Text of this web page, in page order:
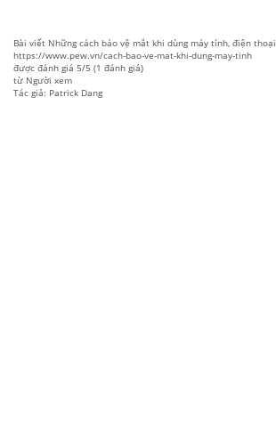
Bài viết Những cách bảo vệ mắt khi dùng máy tính, điện thoại
https://www.pew.vn/cach-bao-ve-mat-khi-dung-may-tinh
được đánh giá 5/5 (1 đánh giá)
từ Người xem
Tác giả: Patrick Dang